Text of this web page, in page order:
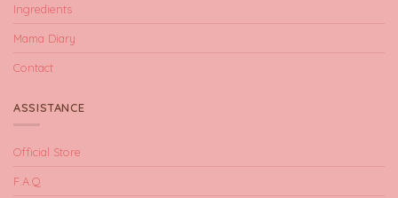
Ingredients
Mama Diary
Contact
ASSISTANCE
Official Store
F.A.Q